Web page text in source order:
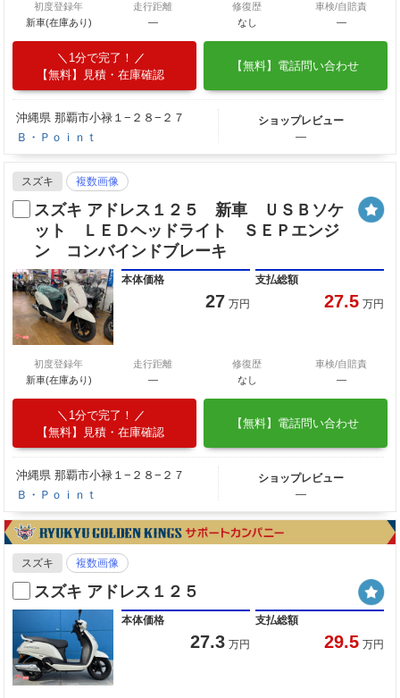
初度登録年
新車(在庫あり)
走行距離
―
修復歴
なし
車検/自賠責
―
1分で完了！
【無料】見積・在庫確認
【無料】電話問い合わせ
沖縄県 那覇市小禄１−２８−２７
Ｂ・Ｐｏｉｎｔ
ショップレビュー
―
スズキ 複数画像
スズキ アドレス１２５ 新車 ＵＳＢソケ
ット ＬＥＤヘッドライト ＳＥＰエンジ
ン コンバインドブレーキ
本体価格
27 万円
支払総額
27.5 万円
初度登録年
新車(在庫あり)
走行距離
―
修復歴
なし
車検/自賠責
―
1分で完了！
【無料】見積・在庫確認
【無料】電話問い合わせ
沖縄県 那覇市小禄１−２８−２７
Ｂ・Ｐｏｉｎｔ
ショップレビュー
―
スズキ 複数画像
スズキ アドレス１２５
本体価格
27.3 万円
支払総額
29.5 万円